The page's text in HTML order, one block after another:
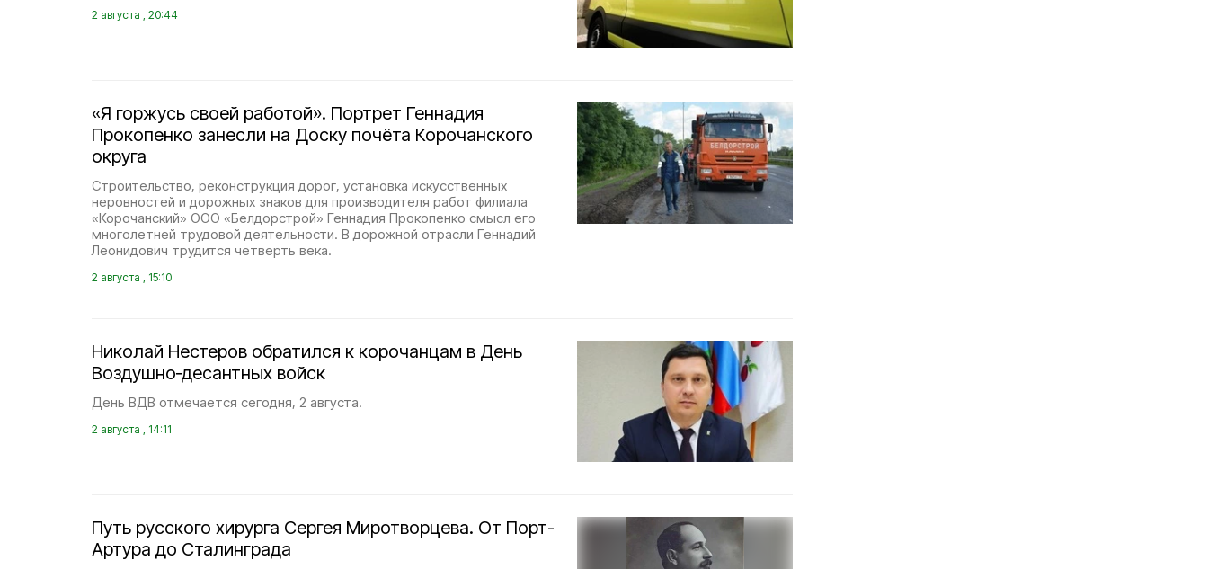
2 августа , 20:44
«Я горжусь своей работой». Портрет Геннадия
Прокопенко занесли на Доску почёта Корочанского
округа
Строительство, реконструкция дорог, установка искусственных
неровностей и дорожных знаков для производителя работ филиала
«Корочанский» ООО «Белдорстрой» Геннадия Прокопенко смысл его
многолетней трудовой деятельности. В дорожной отрасли Геннадий
Леонидович трудится четверть века.
2 августа , 15:10
Николай Нестеров обратился к корочанцам в День
Воздушно‑десантных войск
День ВДВ отмечается сегодня, 2 августа.
2 августа , 14:11
Путь русского хирурга Сергея Миротворцева. От Порт-
Артура до Сталинграда